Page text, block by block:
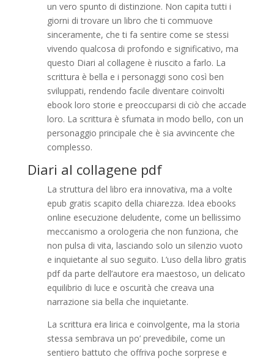
un vero spunto di distinzione. Non capita tutti i
giorni di trovare un libro che ti commuove
sinceramente, che ti fa sentire come se stessi
vivendo qualcosa di profondo e significativo, ma
questo Diari al collagene è riuscito a farlo. La
scrittura è bella e i personaggi sono così ben
sviluppati, rendendo facile diventare coinvolti
ebook loro storie e preoccuparsi di ciò che accade
loro. La scrittura è sfumata in modo bello, con un
personaggio principale che è sia avvincente che
complesso.
Diari al collagene pdf
La struttura del libro era innovativa, ma a volte
epub gratis scapito della chiarezza. Idea ebooks
online esecuzione deludente, come un bellissimo
meccanismo a orologeria che non funziona, che
non pulsa di vita, lasciando solo un silenzio vuoto
e inquietante al suo seguito. L’uso della libro gratis
pdf da parte dell’autore era maestoso, un delicato
equilibrio di luce e oscurità che creava una
narrazione sia bella che inquietante.
La scrittura era lirica e coinvolgente, ma la storia
stessa sembrava un po’ prevedibile, come un
sentiero battuto che offriva poche sorprese e